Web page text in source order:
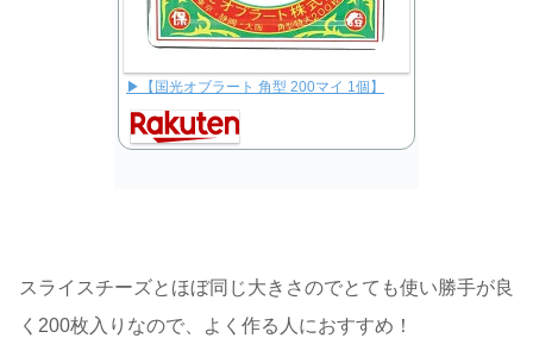
▶【国光オブラート 角型 200マイ 1個】
スライスチーズとほぼ同じ大きさのでとても使い勝手が良
く200枚入りなので、よく作る人におすすめ！